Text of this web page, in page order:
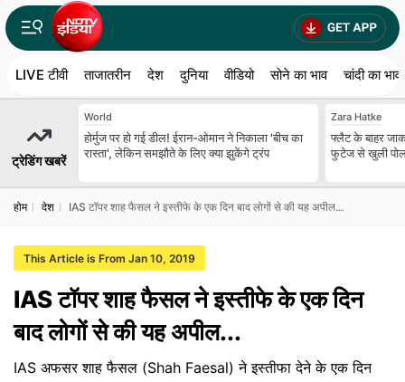
LIVE टीवी ताजातरीन देश दुनिया वीडियो सोने का भाव चांदी का भाव
ट्रेडिंग खबरें
World
होर्मुज पर हो गई डील! ईरान-ओमान ने निकाला 'बीच का
रास्ता', लेकिन समझौते के लिए क्या झुकेंगे ट्रंप
Zara Hatke
फ्लैट के बाहर
फुटेज से खुली
होम देश IAS टॉपर शाह फैसल ने इस्तीफे के एक दिन बाद लोगों से की यह अपील...
This Article is From Jan 10, 2019
IAS टॉपर शाह फैसल ने इस्तीफे के एक दिन
बाद लोगों से की यह अपील...
IAS अफसर शाह फैसल (Shah Faesal) ने इस्तीफा देने के एक दिन